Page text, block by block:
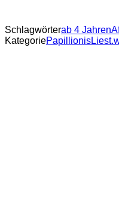
Schlagwörterab 4 Jahren
Kategorie